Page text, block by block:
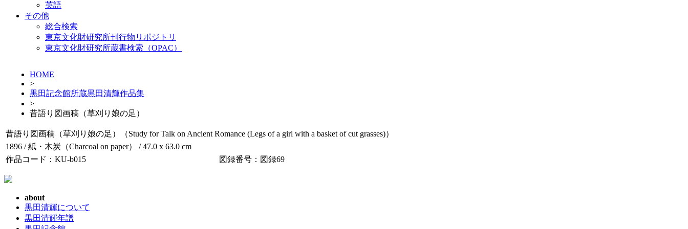
英語
その他
総合検索
東京文化財研究所刊行物リポジトリ
東京文化財研究所蔵書検索（OPAC）
HOME
>
黒田記念館所蔵黒田清輝作品集
>
昔語り図画稿（草刈り娘の足）
昔語り図画稿（草刈り娘の足）（Study for Talk on Ancient Romance (Legs of a girl with a basket of cut grasses)）
1896 / 紙・木炭（Charcoal on paper） / 47.0 x 63.0 cm
作品コード：KU-b015
図録番号：図録69
about
黒田清輝について
黒田清輝年譜